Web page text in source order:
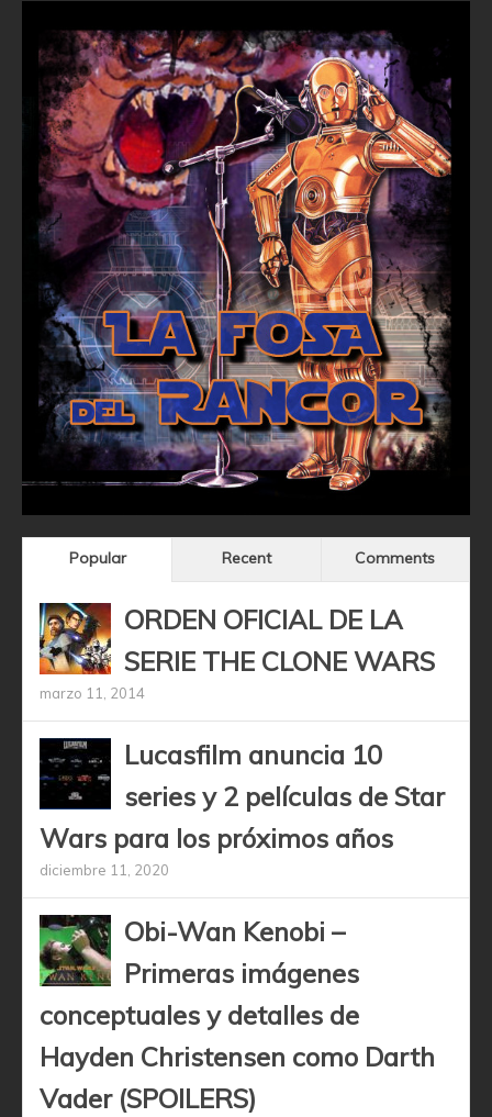
Popular Recent Comments
ORDEN OFICIAL DE LA
SERIE THE CLONE WARS
marzo 11, 2014
Lucasfilm anuncia 10
series y 2 películas de Star
Wars para los próximos años
diciembre 11, 2020
Obi-Wan Kenobi –
Primeras imágenes
conceptuales y detalles de
Hayden Christensen como Darth
Vader (SPOILERS)